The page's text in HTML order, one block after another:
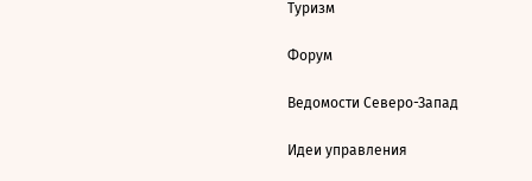
Туризм
Форум
Ведомости Северо-Запад
Идеи управления